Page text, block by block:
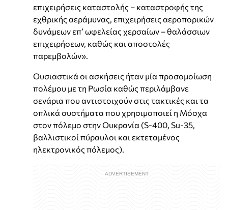
επιχειρήσεις καταστολής – καταστροφής της
εχθρικής αεράμυνας, επιχειρήσεις αεροπορικών
δυνάμεων επ’ ωφελείας χερσαίων – θαλάσσιων
επιχειρήσεων, καθώς και αποστολές
παρεμβολών».
Ουσιαστικά οι ασκήσεις ήταν μία προσομοίωση
πολέμου με τη Ρωσία καθώς περιλάμβανε
σενάρια που αντιστοιχούν στις τακτικές και τα
οπλικά συστήματα που χρησιμοποιεί η Μόσχα
στον πόλεμο στην Ουκρανία (S-400, Su-35,
βαλλιστικοί πύραυλοι και εκτεταμένος
ηλεκτρονικός πόλεμος).